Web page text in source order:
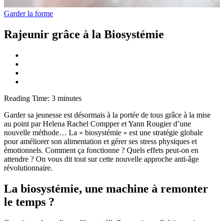
Garder la forme
Rajeunir grâce à la Biosystémie
Reading Time: 3 minutes
Garder sa jeunesse est désormais à la portée de tous grâce à la mise
au point par Helena Rachel Compper et Yann Rougier d’une
nouvelle méthode… La « biosystémie » est une stratégie globale
pour améliorer son alimentation et gérer ses stress physiques et
émotionnels. Comment ça fonctionne ? Quels effets peut-on en
attendre ? On vous dit tout sur cette nouvelle approche anti-âge
révolutionnaire.
La biosystémie, une machine à remonter
le temps ?